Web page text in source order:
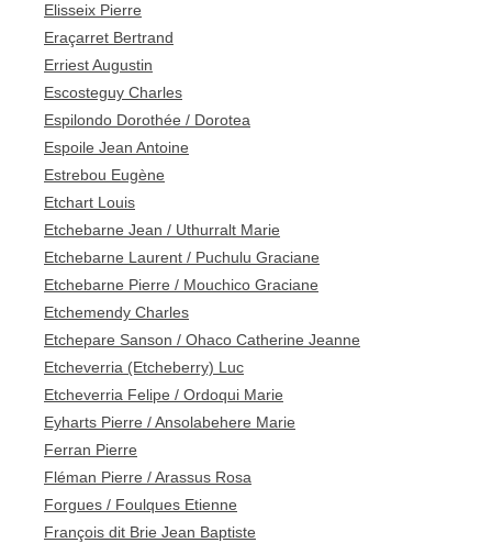
Elisseix Pierre
Eraçarret Bertrand
Erriest Augustin
Escosteguy Charles
Espilondo Dorothée / Dorotea
Espoile Jean Antoine
Estrebou Eugène
Etchart Louis
Etchebarne Jean / Uthurralt Marie
Etchebarne Laurent / Puchulu Graciane
Etchebarne Pierre / Mouchico Graciane
Etchemendy Charles
Etchepare Sanson / Ohaco Catherine Jeanne
Etcheverria (Etcheberry) Luc
Etcheverria Felipe / Ordoqui Marie
Eyharts Pierre / Ansolabehere Marie
Ferran Pierre
Fléman Pierre / Arassus Rosa
Forgues / Foulques Etienne
François dit Brie Jean Baptiste